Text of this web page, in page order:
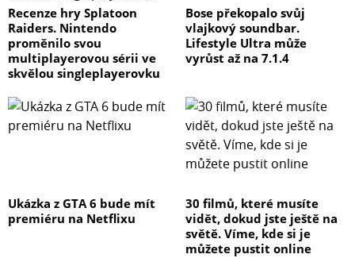
Recenze hry Splatoon
Raiders. Nintendo
proměnilo svou
multiplayerovou sérii ve
skvělou singleplayerovku
Bose překopalo svůj
vlajkový soundbar.
Lifestyle Ultra může
vyrůst až na 7.1.4
Ukázka z GTA 6 bude mít
premiéru na Netflixu
30 filmů, které musíte
vidět, dokud jste ještě na
světě. Víme, kde si je
můžete pustit online